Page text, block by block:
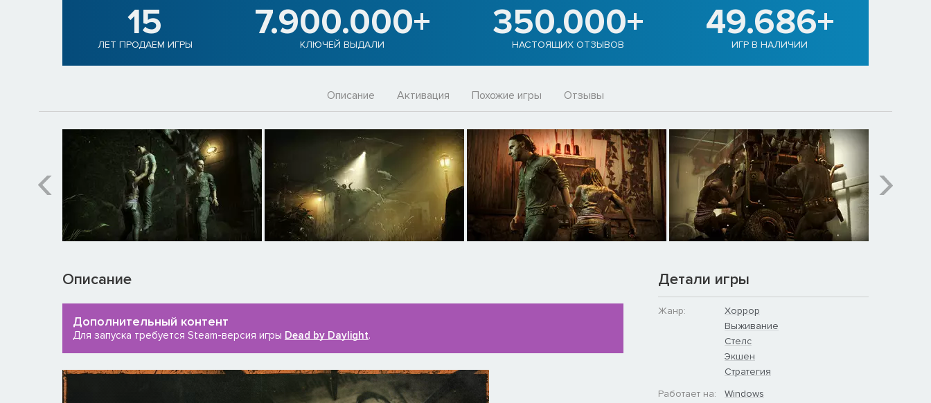
15
ЛЕТ ПРОДАЕМ ИГРЫ
7.900.000+
КЛЮЧЕЙ ВЫДАЛИ
350.000+
НАСТОЯЩИХ ОТЗЫВОВ
49.686+
ИГР В НАЛИЧИИ
Описание Активация Похожие игры Отзывы
Описание
Дополнительный контент
Для запуска требуется Steam-версия игры Dead by Daylight.
Детали игры
Жанр:
Хоррор
Выживание
Стелс
Экшен
Стратегия
Работает на:
Windows